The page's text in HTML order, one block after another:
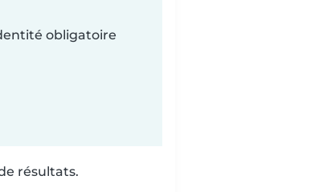
obligatoire
résultats.